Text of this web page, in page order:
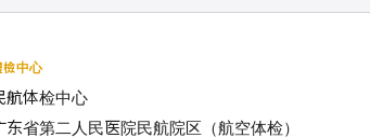
檢中心
航体检中心
东省第二人民医院民航院区（航空体检）